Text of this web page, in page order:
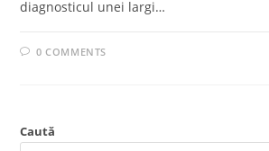
diagnosticul unei largi…
0 COMMENTS
Caută